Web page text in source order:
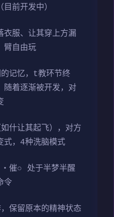
前开发中）
衣服、让其穿上方漏
臂自由玩
记忆，t教环节终
随着逐渐被开发，对
什让其起飞），对方
式，4种洗脑模式
催○ 处于半梦半醒
令
保留原本的精神状态